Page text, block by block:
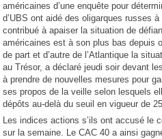
américaines d’une enquête pour
d’UBS ont aidé des oligarques russes
contribué à apaiser la situation de
américaines est à son plus bas depuis
de part et d’autre de l’Atlantique la
au Trésor, a déclaré jeudi soir devant
à prendre de nouvelles mesures pour
ses propos de la veille selon lesquels
dépôts au-delà du seuil en vigueur de
Les indices actions s’ils ont accusé le
sur la semaine. Le CAC 40 a ainsi